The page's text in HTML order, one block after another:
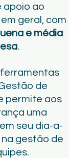
apoio ao
geral, com
e média
.
de
permite aos
uma
seu dia-a-
gestão de